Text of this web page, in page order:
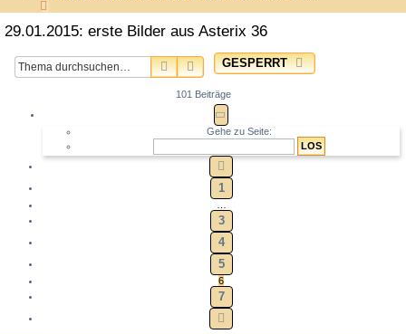
29.01.2015: erste Bilder aus Asterix 36
GESPERRT
SUCHEERWEITERTE SUCHE
101 Beiträge
SEITE
Gehe zu Seite:
1
…
3
4
5
6
7